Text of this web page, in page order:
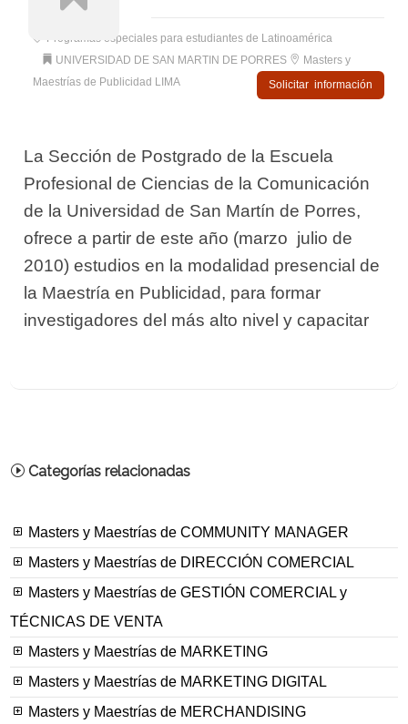
Programas especiales para estudiantes de Latinoamérica
UNIVERSIDAD DE SAN MARTIN DE PORRES
Masters y
Maestrías de Publicidad LIMA
Solicitar información
La Sección de Postgrado de la Escuela
Profesional de Ciencias de la Comunicación
de la Universidad de San Martín de Porres,
ofrece a partir de este año (marzo  julio de
2010) estudios en la modalidad presencial de
la Maestría en Publicidad, para formar
investigadores del más alto nivel y capacitar
Categorías relacionadas
Masters y Maestrías de COMMUNITY MANAGER
Masters y Maestrías de DIRECCIÓN COMERCIAL
Masters y Maestrías de GESTIÓN COMERCIAL y
TÉCNICAS DE VENTA
Masters y Maestrías de MARKETING
Masters y Maestrías de MARKETING DIGITAL
Masters y Maestrías de MERCHANDISING